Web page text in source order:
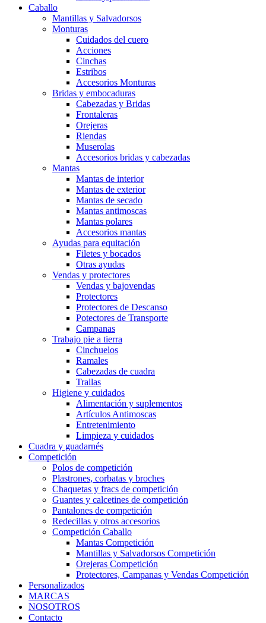
Caballo
Mantillas y Salvadorsos
Monturas
Cuidados del cuero
Acciones
Cinchas
Estribos
Accesorios Monturas
Bridas y embocaduras
Cabezadas y Bridas
Frontaleras
Orejeras
Riendas
Muserolas
Accesorios bridas y cabezadas
Mantas
Mantas de interior
Mantas de exterior
Mantas de secado
Mantas antimoscas
Mantas polares
Accesorios mantas
Ayudas para equitación
Filetes y bocados
Otras ayudas
Vendas y protectores
Vendas y bajovendas
Protectores
Protectores de Descanso
Potectores de Transporte
Campanas
Trabajo pie a tierra
Cinchuelos
Ramales
Cabezadas de cuadra
Trallas
Higiene y cuidados
Alimentación y suplementos
Artículos Antimoscas
Entretenimiento
Limpieza y cuidados
Cuadra y guadarnés
Competición
Polos de competición
Plastrones, corbatas y broches
Chaquetas y fracs de competición
Guantes y calcetines de competición
Pantalones de competición
Redecillas y otros accesorios
Competición Caballo
Mantas Competición
Mantillas y Salvadorsos Competición
Orejeras Competición
Protectores, Campanas y Vendas Competición
Personalizados
MARCAS
NOSOTROS
Contacto